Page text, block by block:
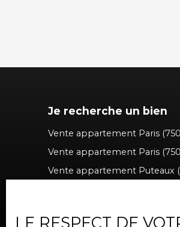
Je recherche un bien
Vente appartement Paris
Vente appartement Paris
Vente appartement Puteaux
LE RESPECT DE